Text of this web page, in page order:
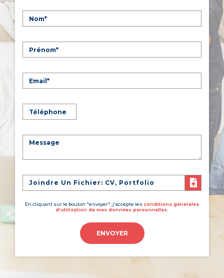
Joindre Un Fichier: CV, Portfolio
En cliquant sur le bouton "envoyer", j'accepte les conditions générales
d'utilisation de mes données personnelles.
ENVOYER